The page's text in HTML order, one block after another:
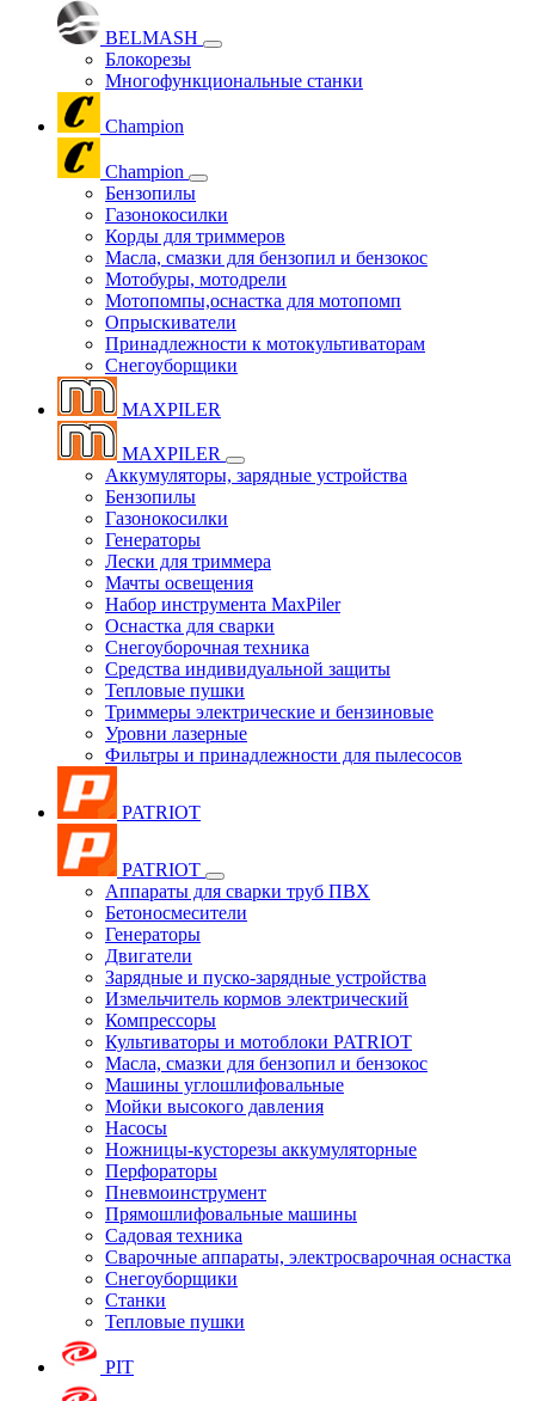
BELMASH
Блокорезы
Многофункциональные станки
Champion
Champion
Бензопилы
Газонокосилки
Корды для триммеров
Масла, смазки для бензопил и бензокос
Мотобуры, мотодрели
Мотопомпы,оснастка для мотопомп
Опрыскиватели
Принадлежности к мотокультиваторам
Снегоуборщики
MAXPILER
MAXPILER
Аккумуляторы, зарядные устройства
Бензопилы
Газонокосилки
Генераторы
Лески для триммера
Мачты освещения
Набор инструмента MaxPiler
Оснастка для сварки
Снегоуборочная техника
Средства индивидуальной защиты
Тепловые пушки
Триммеры электрические и бензиновые
Уровни лазерные
Фильтры и принадлежности для пылесосов
PATRIOT
PATRIOT
Аппараты для сварки труб ПВХ
Бетоносмесители
Генераторы
Двигатели
Зарядные и пуско-зарядные устройства
Измельчитель кормов электрический
Компрессоры
Культиваторы и мотоблоки PATRIOT
Масла, смазки для бензопил и бензокос
Машины углошлифовальные
Мойки высокого давления
Насосы
Ножницы-кусторезы аккумуляторные
Перфораторы
Пневмоинструмент
Прямошлифовальные машины
Садовая техника
Сварочные аппараты, электросварочная оснастка
Снегоуборщики
Станки
Тепловые пушки
PIT